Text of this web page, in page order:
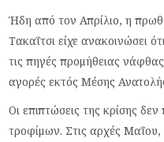
Ήδη από τον Απρίλιο, η
Τακαΐτσι είχε ανακοινώσει
τις πηγές προμήθειας
αγορές εκτός Μέσης
Οι επιπτώσεις της κρίσης
τροφίμων. Στις αρχές Μαΐου,